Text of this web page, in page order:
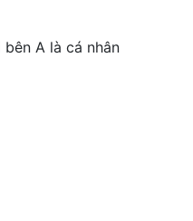
A là cá nhân